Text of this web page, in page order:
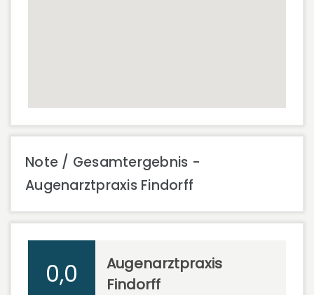
Note / Gesamtergebnis -
Augenarztpraxis Findorff
0,0
Augenarztpraxis
Findorff